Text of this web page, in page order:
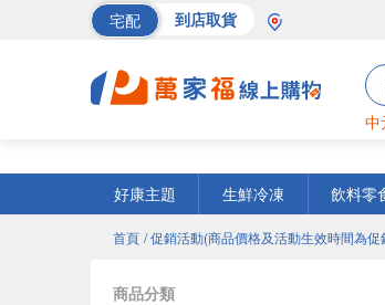
宅配 到店取貨
中
好康主題
生鮮冷凍 飲料零
首頁 / 促銷活動(商品價格及活動生效時間為
商品分類